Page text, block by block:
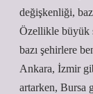
değişkenliği,
Özellikle büyük
bazı şehirlere
Ankara, İzmir
artarken, Bursa